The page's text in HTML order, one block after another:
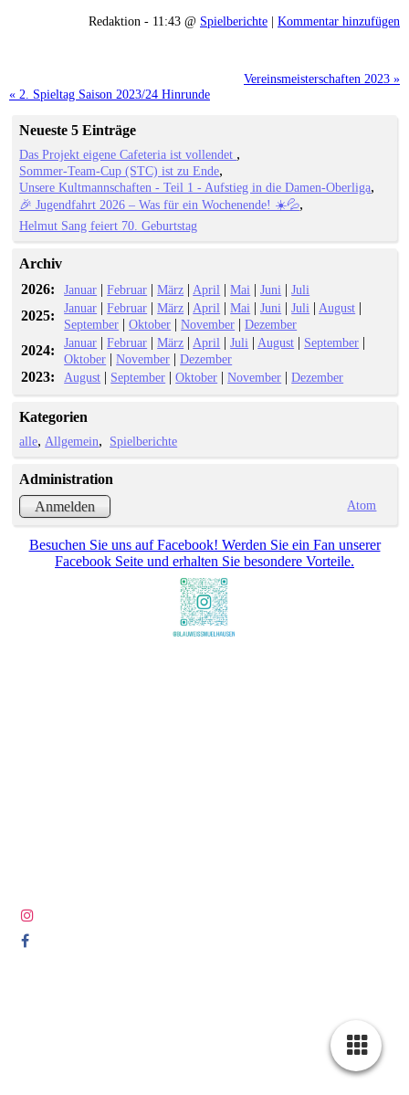
Redaktion - 11:43 @ Spielberichte | Kommentar hinzufügen
Vereinsmeisterschaften 2023 »
« 2. Spieltag Saison 2023/24 Hinrunde
Neueste 5 Einträge
Das Projekt eigene Cafeteria ist vollendet
Sommer-Team-Cup (STC) ist zu Ende
Unsere Kultmannschaften - Teil 1 - Aufstieg in die Damen-Oberliga
🎉 Jugendfahrt 2026 – Was für ein Wochenende! ☀️💦
Helmut Sang feiert 70. Geburtstag
Archiv
2026:
Januar |Februar |März | April |Mai |Juni |Juli
2025: Januar |Februar |März | April |Mai |Juni |Juli | August |
September |Oktober |November |Dezember
2024: Januar |Februar |März | April |Juli | August | September |
Oktober |November |Dezember
2023: August | September |Oktober |November |Dezember
Kategorien
alle Allgemein Spielberichte
Administration
Anmelden
Atom
Besuchen Sie uns auf Facebook! Werden Sie ein Fan unserer
Facebook Seite und erhalten Sie besondere Vorteile.